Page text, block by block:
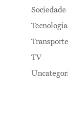
Sociedade
Tecnologia
Transporte
TV